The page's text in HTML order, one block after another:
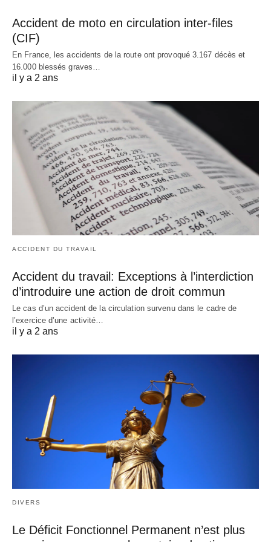
Accident de moto en circulation inter-files
(CIF)
En France, les accidents de la route ont provoqué 3.167 décès et
16.000 blessés graves…
il y a 2 ans
ACCIDENT DU TRAVAIL
Accident du travail: Exceptions à l’interdiction
d’introduire une action de droit commun
Le cas d’un accident de la circulation survenu dans le cadre de
l’exercice d’une activité…
il y a 2 ans
DIVERS
Le Déficit Fonctionnel Permanent n’est plus